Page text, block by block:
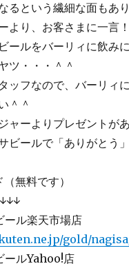
るという繊細な面もあ
より、お客さまに一言！
ールをバーリィに飲み
ツ・・・＾＾
ッフなので、バーリィ
＾＾
ャーよりプレゼントが
ビールで「ありがとう」
無料です）
ール楽天市場店
gold/
ールYahoo!店